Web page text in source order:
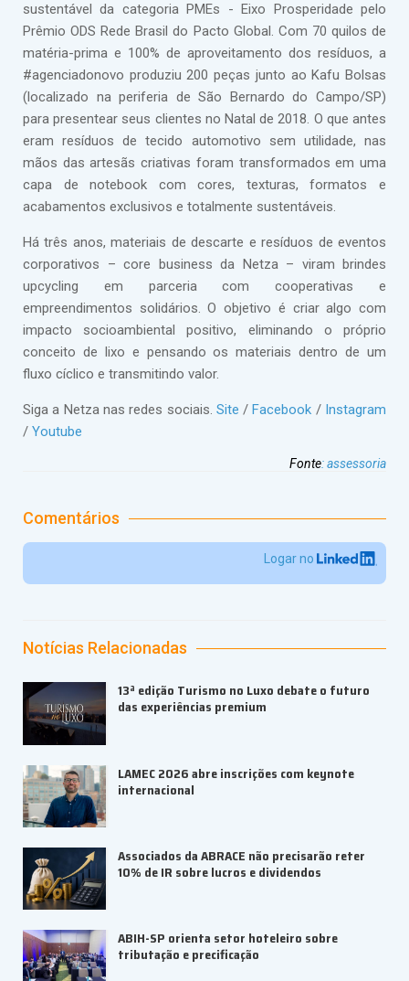
sustentável da categoria PMEs - Eixo Prosperidade pelo
Prêmio ODS Rede Brasil do Pacto Global. Com 70 quilos de
matéria-prima e 100% de aproveitamento dos resíduos, a
#agenciadonovo produziu 200 peças junto ao Kafu Bolsas
(localizado na periferia de São Bernardo do Campo/SP)
para presentear seus clientes no Natal de 2018. O que antes
eram resíduos de tecido automotivo sem utilidade, nas
mãos das artesãs criativas foram transformados em uma
capa de notebook com cores, texturas, formatos e
acabamentos exclusivos e totalmente sustentáveis.
Há três anos, materiais de descarte e resíduos de eventos
corporativos – core business da Netza – viram brindes
upcycling em parceria com cooperativas e
empreendimentos solidários. O objetivo é criar algo com
impacto socioambiental positivo, eliminando o próprio
conceito de lixo e pensando os materiais dentro de um
fluxo cíclico e transmitindo valor.
Siga a Netza nas redes sociais. Site /Facebook / Instagram
/ Youtube
Fonte:assessoria
Comentários
Logar no
Notícias Relacionadas
13ª edição Turismo no Luxo debate o futuro
das experiências premium
LAMEC 2026 abre inscrições com keynote
internacional
Associados da ABRACE não precisarão reter
10% de IR sobre lucros e dividendos
ABIH-SP orienta setor hoteleiro sobre
tributação e precificação